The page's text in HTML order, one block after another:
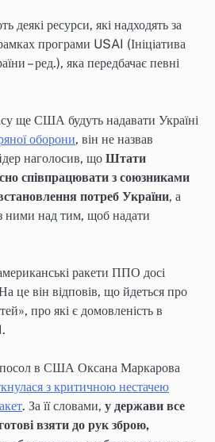
деякі ресурси, які надходять за
програми USAI (Ініціатива
– ред.), яка передбачає певні
ще США будуть надавати Україні
оборони, він не назвав
наголосив, що Штати
співпрацювати з союзниками
потреб України, а
ними над тим, щоб надати
ракети ППО досі
це він відповів, що йдеться про
про які є домовленість в
в США Оксана Маркарова
з критичною нестачею
. За її словами, у держави все
взяти до рук зброю,